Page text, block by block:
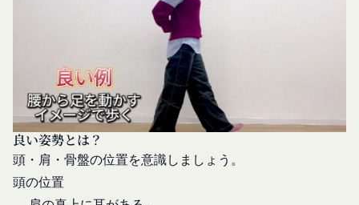
良い姿勢とは？
頭・肩・骨盤の位置を意識しましょう。
頭の位置
客様が端末に関連付けた名前、端末の種類、電話番
号、国、およびユーザー名、もしくはメールアドレ
スなど、お客様が提供することを選択したその他の
あらゆる情報を取得する場合があります。
位置情報
お客様が、端末または携帯端末上で当社のサービス
を利用し、そこで位置情報を提供することを認めた
場合、当社は、お客様の位置情報を取得することが
あります。通常はお客様のブラウザや端末の設定に
より無効にすることができますが、無効にした場合
本サービスの利用を希望する法人、団体、個人をい
「会員登録」
第4条に規定する方法に従って、登録希望者が行う
本サービスの利用登録をいいます。
「登録情報」
登録希望者及び利用者が会員登録時に登録した当社
が定める情報、本サービス利用中に当社が必要と判
断して登録を求めた情報及びこれらの情報について